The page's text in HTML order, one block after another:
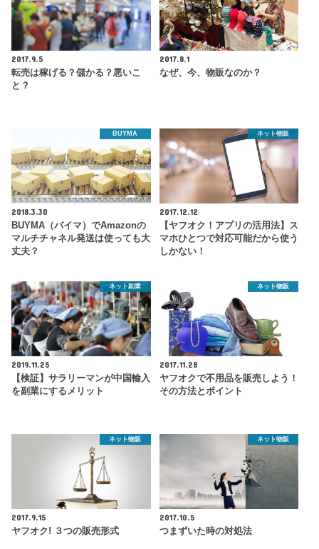
2017.9.5
転売は稼げる？儲かる？悪いこ
と？
2017.8.1
なぜ、今、物販なのか？
BUYMA
2018.3.30
BUYMA（バイマ）でAmazonの
マルチチャネル発送は使っても大
丈夫？
ネット物販
2017.12.12
【ヤフオク！アプリの活用法】ス
マホひとつで対応可能だから使う
しかない！
ネット副業
2019.11.25
【検証】サラリーマンが中国輸入
を副業にするメリット
ネット物販
2017.11.28
ヤフオクで不用品を販売しよう！
その方法とポイント
ネット物販
2017.9.15
ヤフオク! ３つの販売形式
ネット物販
2017.10.5
つまずいた時の対処法